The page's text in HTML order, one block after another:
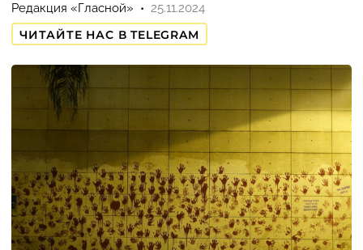
Редакция «Гласной»
25.11.2024
ЧИТАЙТЕ НАС В TELEGRAM